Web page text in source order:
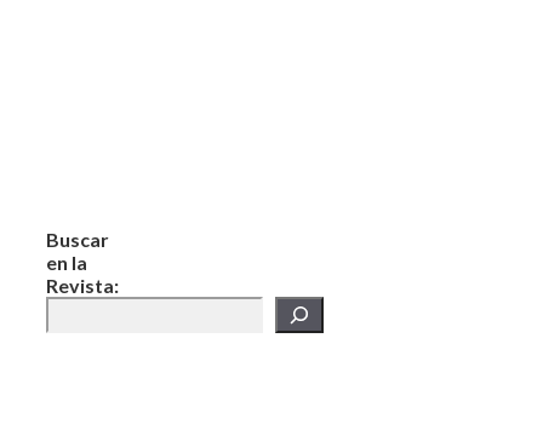
Buscar
en la
Revista: